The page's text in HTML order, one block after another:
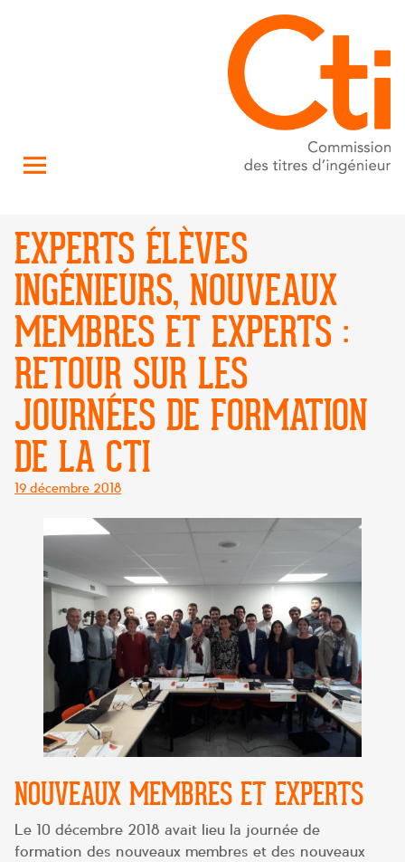
EXPERTS ÉLÈVES
INGÉNIEURS, NOUVEAUX
MEMBRES ET EXPERTS :
RETOUR SUR LES
JOURNÉES DE FORMATION
DE LA CTI
Posté
19 décembre 2018
NOUVEAUX MEMBRES ET EXPERTS
Le 10 décembre 2018 avait lieu la journée de
formation des nouveaux membres et des nouveaux